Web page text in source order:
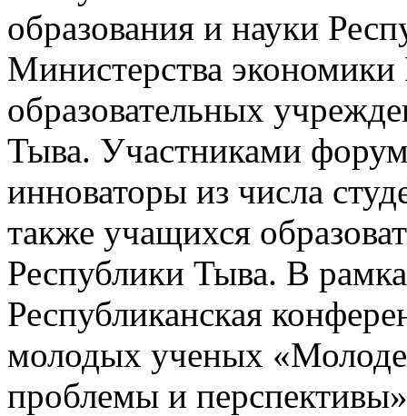
образования и науки
Министерства
образовательных
Тыва. Участниками
инноваторы из числа
также учащихся
Республики Тыва. В
Республиканская
молодых ученых
проблемы и